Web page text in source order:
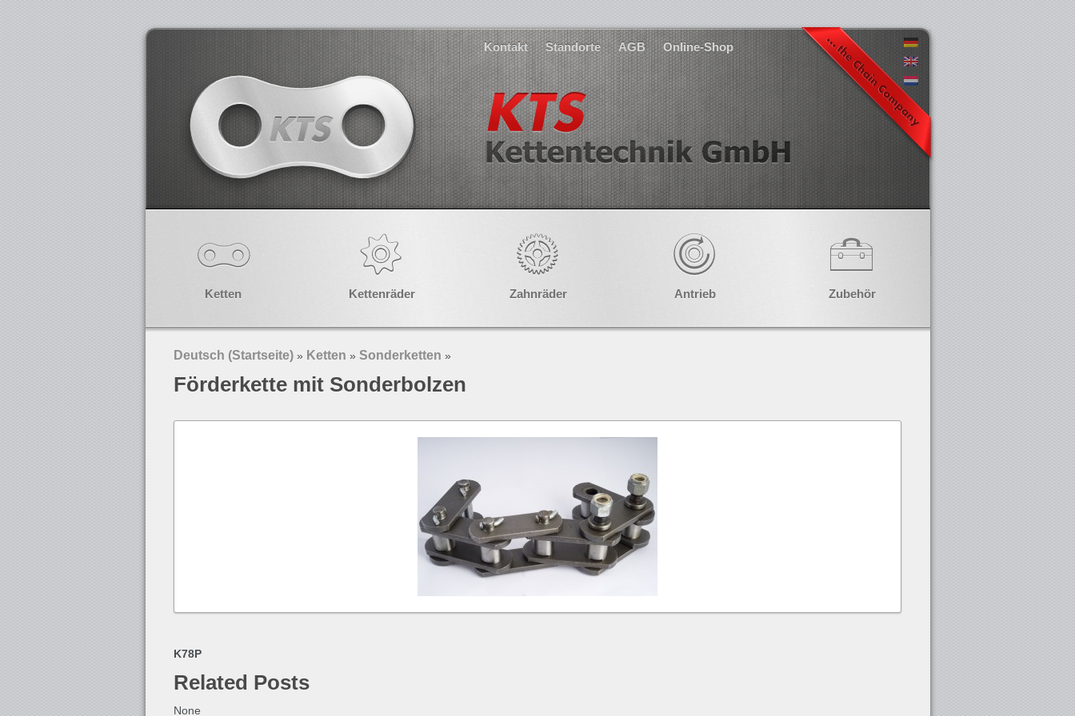
Kontakt Standorte AGB Online-Shop
Ketten Kettenräder Zahnräder Antrieb Zubehör
Deutsch (Startseite) » Ketten » Sonderketten »
Förderkette mit Sonderbolzen
K78P
Related Posts
None